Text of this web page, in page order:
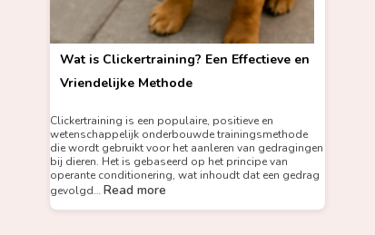
Wat is Clickertraining? Een Effectieve en
Vriendelijke Methode
Clickertraining is een populaire, positieve en
wetenschappelijk onderbouwde trainingsmethode
die wordt gebruikt voor het aanleren van gedragingen
bij dieren. Het is gebaseerd op het principe van
operante conditionering, wat inhoudt dat een gedrag
gevolgd… Read more